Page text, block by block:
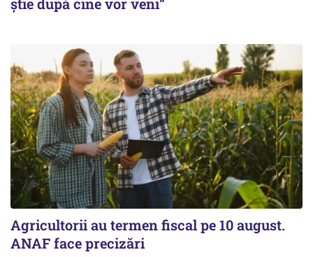
Agricultorii au termen fiscal pe 10 august.
ANAF face precizări